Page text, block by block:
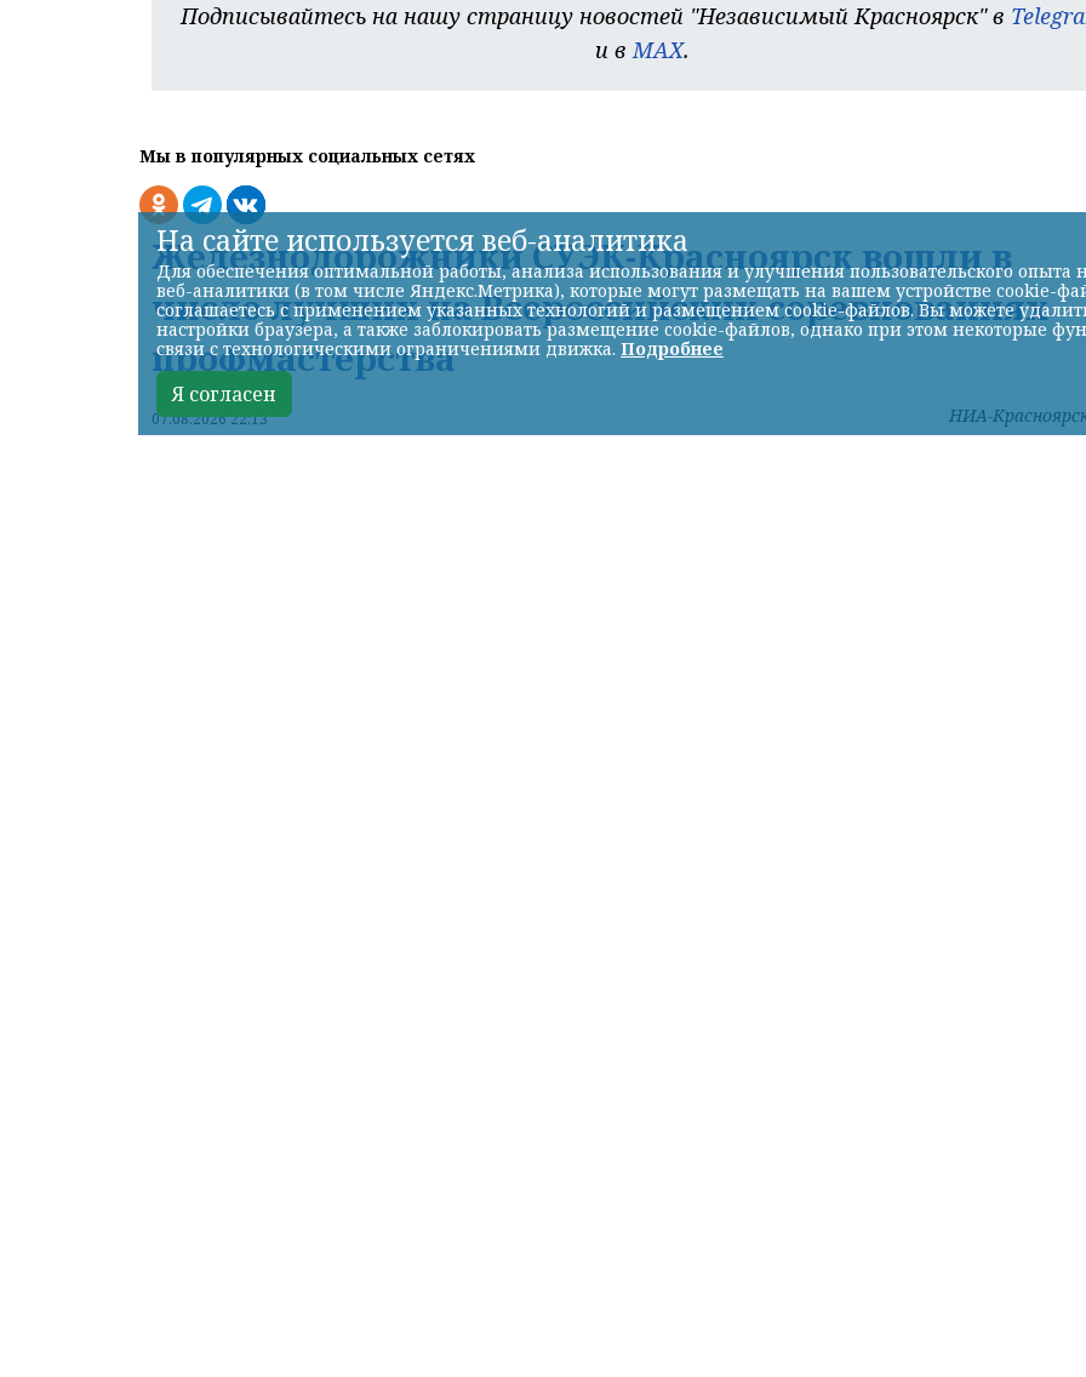
Подписывайтесь на нашу страницу новостей "Независимый Красноярск" в
и вMAX.
Мы в популярных социальных сетях
Железнодорожники СУЭК-Красноярск вошли в
число лучших на Всероссийских соревнованиях
профмастерства
07.08.2026 22:13 НИА-
На сайте используется веб-аналитика
Для обеспечения оптимальной работы, анализа использования и улучшения пользовательского опыта
веб-аналитики (в том числе Яндекс.Метрика), которые могут размещать на вашем устройстве cookie-
соглашаетесь с применением указанных технологий и размещением cookie-файлов. Вы можете
настройки браузера, а также заблокировать размещение cookie-файлов, однако при этом некоторые
связи с технологическими ограничениями движка. Подробнее
Я согласен